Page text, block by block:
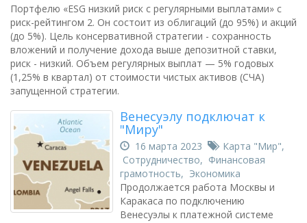
Портфелю «ESG низкий риск с регулярными выплатами» с
риск-рейтингом 2. Он состоит из облигаций (до 95%) и акций
(до 5%). Цель консервативной стратегии - сохранность
вложений и получение дохода выше депозитной ставки,
риск - низкий. Объем регулярных выплат — 5% годовых
(1,25% в квартал) от стоимости чистых активов (СЧА)
запущенной стратегии.
Венесуэлу подключат к
"Миру"
16 марта 2023 Карта "Мир",
Сотрудничество, Финансовая
грамотность, Экономика
Продолжается работа Москвы и
Каракаса по подключению
Венесуэлы к платежной системе